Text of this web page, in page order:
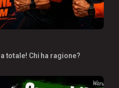
totale! Chi ha ragione?